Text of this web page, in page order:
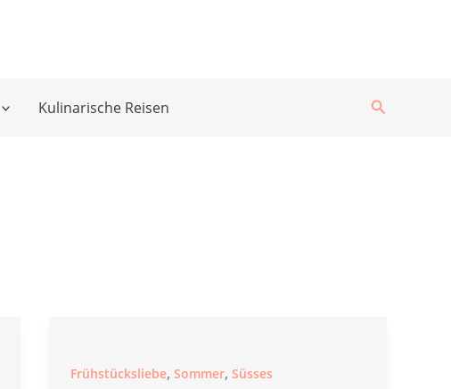
Kulinarische Reisen Suchen
Frühstücksliebe,Sommer,Süsses